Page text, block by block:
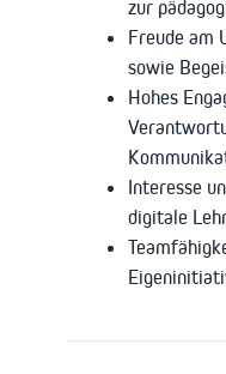
zur
Freude am
sowie
Hohes
Interesse
digitale